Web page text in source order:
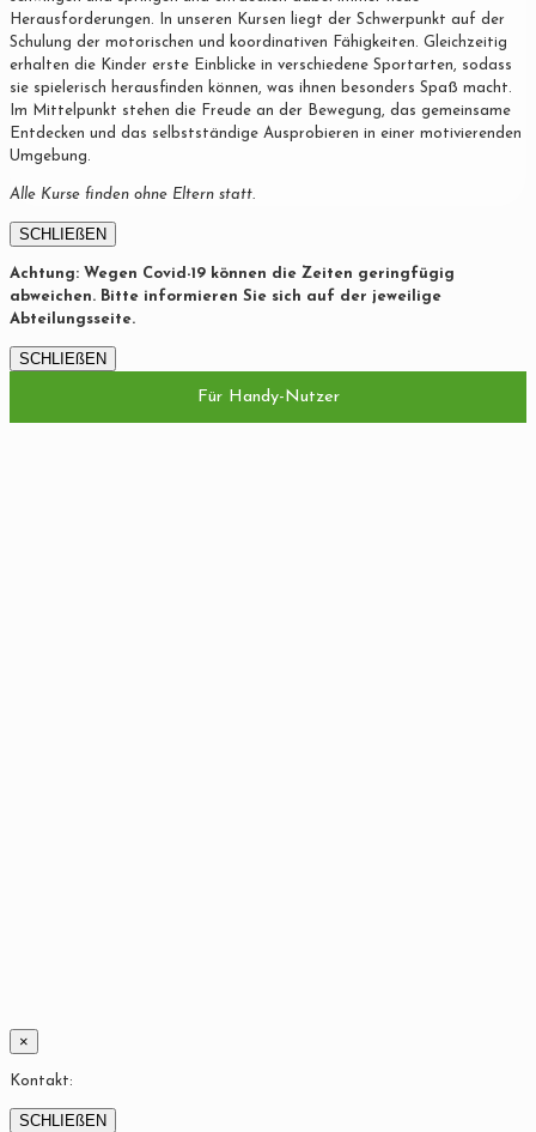
Herausforderungen. In unseren Kursen liegt der Schwerpunkt auf der
Schulung der motorischen und koordinativen Fähigkeiten. Gleichzeitig
erhalten die Kinder erste Einblicke in verschiedene Sportarten, sodass
sie spielerisch herausfinden können, was ihnen besonders Spaß macht.
Im Mittelpunkt stehen die Freude an der Bewegung, das gemeinsame
Entdecken und das selbstständige Ausprobieren in einer motivierenden
Umgebung.
Alle Kurse finden ohne Eltern statt.
SCHLIEßEN
Achtung: Wegen Covid-19 können die Zeiten geringfügig
abweichen. Bitte informieren Sie sich auf der jeweilige
Abteilungsseite.
SCHLIEßEN
Für Handy-Nutzer
×
Kontakt:
SCHLIEßEN